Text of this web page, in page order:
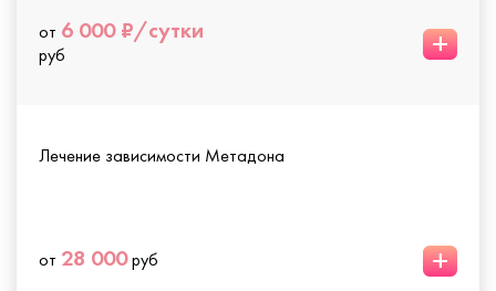
от 6 000 ₽/сутки
руб +
Лечение зависимости Метадона
от 28 000руб +